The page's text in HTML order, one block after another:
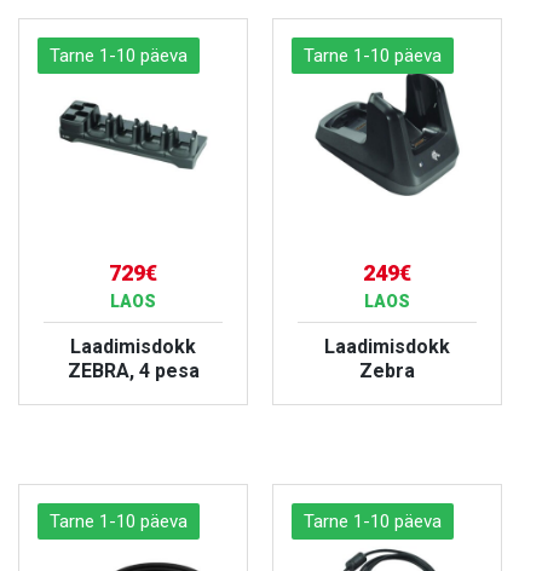
Tarne 1-10 päeva
729€
LAOS
Laadimisdokk
ZEBRA, 4 pesa
Tarne 1-10 päeva
249€
LAOS
Laadimisdokk
Zebra
Tarne 1-10 päeva Tarne 1-10 päeva